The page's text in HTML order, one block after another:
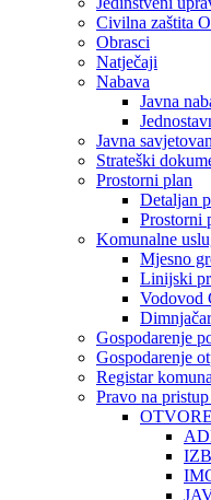
Civilna zaštita
Obrasci
Natječaji
Nabava
Javna
Javna
Strateški
Prostorni plan
Detaljan
Prostorni
Komunalne
Mjesno
Linijski
Vodovod
Gospodarenje
Gospodarenje
Registar
Pravo na